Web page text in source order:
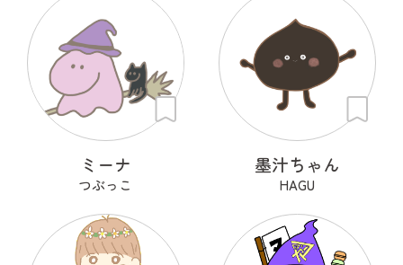
ミーナ
つぶっこ
墨汁ちゃん
HAGU